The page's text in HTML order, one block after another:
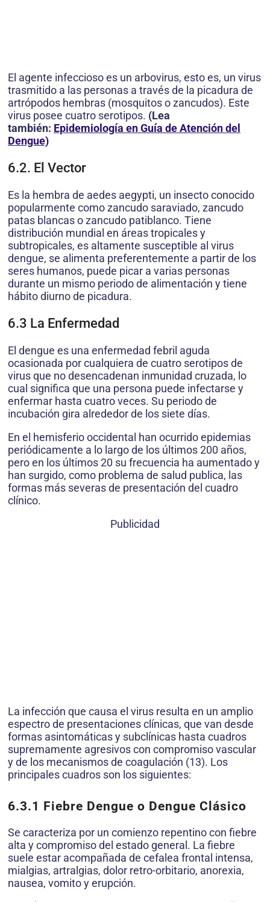
El agente infeccioso es un arbovirus, esto es, un virus
trasmitido a las personas a través de la picadura de
artrópodos hembras (mosquitos o zancudos). Este
virus posee cuatro serotipos. (Lea
también: Epidemiología en Guía de Atención del
Dengue)
6.2. El Vector
Es la hembra de aedes aegypti, un insecto conocido
popularmente como zancudo saraviado, zancudo
patas blancas o zancudo patiblanco. Tiene
distribución mundial en áreas tropicales y
subtropicales, es altamente susceptible al virus
dengue, se alimenta preferentemente a partir de los
seres humanos, puede picar a varias personas
durante un mismo periodo de alimentación y tiene
hábito diurno de picadura.
6.3 La Enfermedad
El dengue es una enfermedad febril aguda
ocasionada por cualquiera de cuatro serotipos de
virus que no desencadenan inmunidad cruzada, lo
cual significa que una persona puede infectarse y
enfermar hasta cuatro veces. Su periodo de
incubación gira alrededor de los siete días.
En el hemisferio occidental han ocurrido epidemias
periódicamente a lo largo de los últimos 200 años,
pero en los últimos 20 su frecuencia ha aumentado y
han surgido, como problema de salud publica, las
formas más severas de presentación del cuadro
clínico.
Publicidad
La infección que causa el virus resulta en un amplio
espectro de presentaciones clínicas, que van desde
formas asintomáticas y subclínicas hasta cuadros
supremamente agresivos con compromiso vascular
y de los mecanismos de coagulación (13). Los
principales cuadros son los siguientes:
6.3.1 Fiebre Dengue o Dengue Clásico
Se caracteriza por un comienzo repentino con fiebre
alta y compromiso del estado general. La fiebre
suele estar acompañada de cefalea frontal intensa,
mialgias, artralgias, dolor retro-orbitario, anorexia,
nausea, vomito y erupción.